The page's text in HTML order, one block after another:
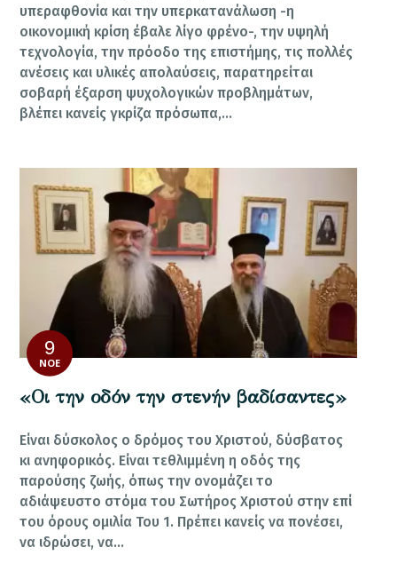
υπεραφθονία και την υπερκατανάλωση -η
οικονομική κρίση έβαλε λίγο φρένο-, την υψηλή
τεχνολογία, την πρόοδο της επιστήμης, τις πολλές
ανέσεις και υλικές απολαύσεις, παρατηρείται
σοβαρή έξαρση ψυχολογικών προβλημάτων,
βλέπει κανείς γκρίζα πρόσωπα,…
9
ΝΟΈ
«Οι την οδόν την στενήν βαδίσαντες»
Είναι δύσκολος ο δρόμος του Χριστού, δύσβατος
κι ανηφορικός. Είναι τεθλιμμένη η οδός της
παρούσης ζωής, όπως την ονομάζει το
αδιάψευστο στόμα του Σωτήρος Χριστού στην επί
του όρους ομιλία Του 1. Πρέπει κανείς να πονέσει,
να ιδρώσει, να…